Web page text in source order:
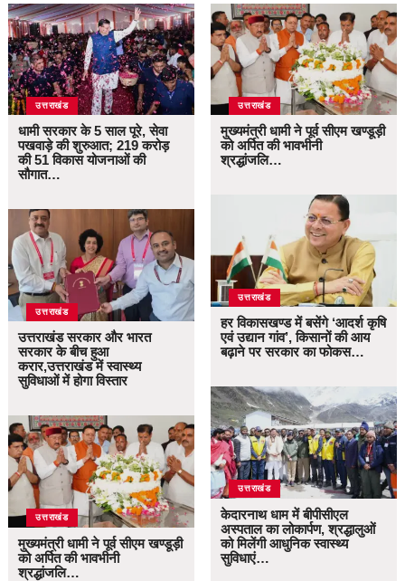
उत्तराखंड
धामी सरकार के 5 साल पूरे, सेवा
पखवाड़े की शुरुआत; 219 करोड़
की 51 विकास योजनाओं की
सौगात…
उत्तराखंड
उत्तराखंड सरकार और भारत
सरकार के बीच हुआ
करार,उत्तराखंड में स्वास्थ्य
सुविधाओं में होगा विस्तार
उत्तराखंड
मुख्यमंत्री धामी ने पूर्व सीएम खण्डूड़ी
को अर्पित की भावभीनी
श्रद्धांजलि…
उत्तराखंड
मुख्यमंत्री धामी ने पूर्व सीएम खण्डूड़ी
को अर्पित की भावभीनी
श्रद्धांजलि…
उत्तराखंड
हर विकासखण्ड में बसेंगे ‘आदर्श कृषि
एवं उद्यान गांव’, किसानों की आय
बढ़ाने पर सरकार का फोकस…
उत्तराखंड
केदारनाथ धाम में बीपीसीएल
अस्पताल का लोकार्पण, श्रद्धालुओं
को मिलेंगी आधुनिक स्वास्थ्य
सुविधाएं…